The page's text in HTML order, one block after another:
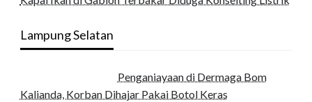
Lampung Selatan
Penganiayaan di Dermaga Bom
Kalianda, Korban Dihajar Pakai Botol Keras